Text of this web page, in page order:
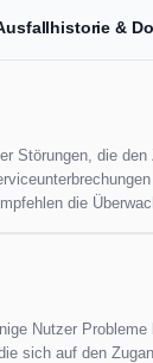
&
Störungen, die
die
Nutzer
sich auf den